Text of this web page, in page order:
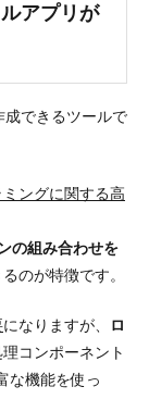
アプリが
成できるツールで
ングに関する高
の組み合わせを
のが特徴です。
になりますが、
ロ
コンポーネント
な機能を使っ